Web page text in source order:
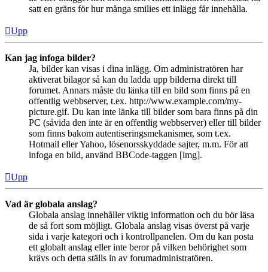
satt en gräns för hur många smilies ett inlägg får innehålla.
Upp
Kan jag infoga bilder?
Ja, bilder kan visas i dina inlägg. Om administratören har
aktiverat bilagor så kan du ladda upp bilderna direkt till
forumet. Annars måste du länka till en bild som finns på en
offentlig webbserver, t.ex. http://www.example.com/my-
picture.gif. Du kan inte länka till bilder som bara finns på din
PC (såvida den inte är en offentlig webbserver) eller till bilder
som finns bakom autentiseringsmekanismer, som t.ex.
Hotmail eller Yahoo, lösenorsskyddade sajter, m.m. För att
infoga en bild, använd BBCode-taggen [img].
Upp
Vad är globala anslag?
Globala anslag innehåller viktig information och du bör läsa
de så fort som möjligt. Globala anslag visas överst på varje
sida i varje kategori och i kontrollpanelen. Om du kan posta
ett globalt anslag eller inte beror på vilken behörighet som
krävs och detta ställs in av forumadministratören.